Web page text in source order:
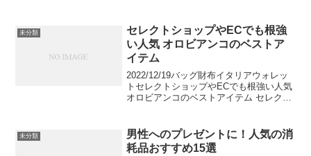
ていて、女性を虜にし、男性も憧れる俳
優さんの一人で...
未分類
セレクトショップやECでも根強
い人気 オロビアンコのベストア
イテム
2022/12/19バッグ財布イタリアウォレッ
トセレクトショップやECでも根強い人気
オロビアンコのベストアイテム セレクト
はミラノで設立されたブランドであり、
バ...
未分類
男性へのプレゼントに！人気の消
耗品おすすめ15選